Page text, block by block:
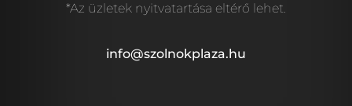
*Az üzletek nyitvatartása eltérő lehet.
info@szolnokplaza.hu